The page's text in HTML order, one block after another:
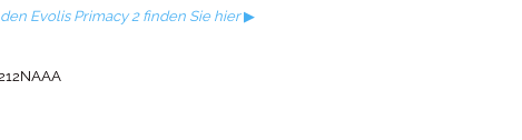
Evolis Primacy 2 finden Sie hier▶